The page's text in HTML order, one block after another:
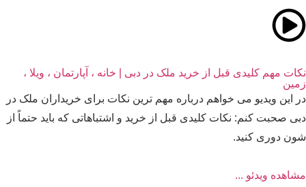
مهم کلیدی قبل از خرید ملک در دبی | خانه ، آپارتمان ، ویلا ،
این ویدیو می‌ خواهم درباره مهم‌ ترین نکات برای خریداران ملک در
صحبت کنم: نکات کلیدی قبل از خرید و اشتباهاتی که باید حتماً از
دوری کنید.
ویدئو ...